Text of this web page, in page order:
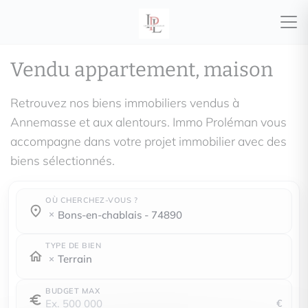
Vendu appartement, maison
Retrouvez nos biens immobiliers vendus à
Annemasse et aux alentours. Immo Proléman vous
accompagne dans votre projet immobilier avec des
biens sélectionnés.
OÙ CHERCHEZ-VOUS ?
Où cherchez-vous ?
bons-en-chablais - 74890
Où cherchez-vous ?
TYPE DE BIEN
Terrain
BUDGET MAX
€